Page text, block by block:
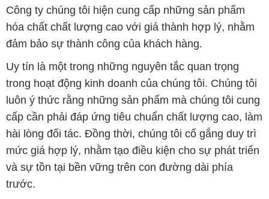
Công ty chúng tôi hiện cung cấp những sản phẩm
hóa chất chất lượng cao với giá thành hợp lý, nhằm
đảm bảo sự thành công của khách hàng.
Uy tín là một trong những nguyên tắc quan trọng
trong hoạt động kinh doanh của chúng tôi. Chúng tôi
luôn ý thức rằng những sản phẩm mà chúng tôi cung
cấp cần phải đáp ứng tiêu chuẩn chất lượng cao, làm
hài lòng đối tác. Đồng thời, chúng tôi cố gắng duy trì
mức giá hợp lý, nhằm tạo điều kiện cho sự phát triển
và sự tồn tại bền vững trên con đường dài phía
trước.